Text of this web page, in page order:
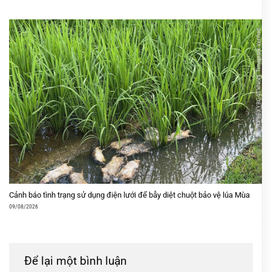
Cảnh báo tình trạng sử dụng điện lưới để bẫy diệt chuột bảo vệ lúa Mùa
09/08/2026
Để lại một bình luận